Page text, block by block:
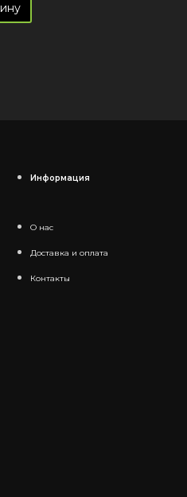
Информация
О нас
Доставка и оплата
Контакты